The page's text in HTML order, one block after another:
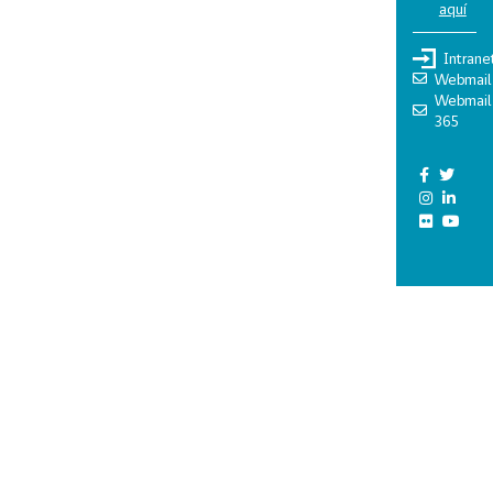
aquí
Webmail
Webmail
365